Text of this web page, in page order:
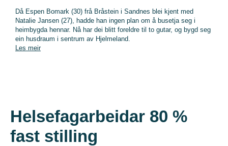
Då Espen Bomark (30) frå Bråstein i Sandnes blei kjent med
Natalie Jansen (27), hadde han ingen plan om å busetja seg i
heimbygda hennar. Nå har dei blitt foreldre til to gutar, og bygd seg
ein husdraum i sentrum av Hjelmeland.
Les meir
Helsefagarbeidar 80 %
fast stilling